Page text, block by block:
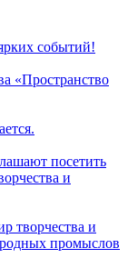
событий!
«Пространство
посетить
и
творчества и
промыслов